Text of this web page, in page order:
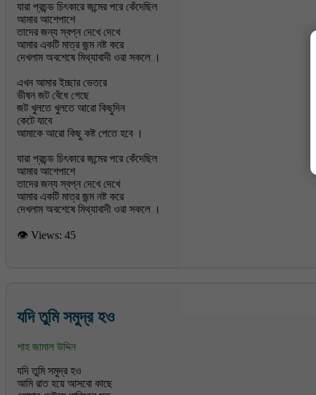
যারা প্রচন্ড চিৎকারে জন্মের পরে কেঁদেছিল
আমার আশেপাশে
তাদের জন্য স্বপ্ন দেখে দেখে
আমার একটি মাত্র জন্ম নষ্ট করে
দেখলাম অবশেষে মিথ্যাবাদী ওরা সকলে ।
এখন আমার ইচ্ছার ভেতরে
ভীষন জট বেঁধে গেছে
জট খুলতে খুলতে আরো কিছুদিন
কেটে যাবে
আমাকে আরো কিছু কষ্ট পেতে হবে ।
যারা প্রচন্ড চিৎকারে জন্মের পরে কেঁদেছিল
আমার আশেপাশে
তাদের জন্য স্বপ্ন দেখে দেখে
আমার একটি মাত্র জন্ম নষ্ট করে
দেখলাম অবশেষে মিথ্যাবাদী ওরা সকলে ।
👁 Views: 45
যদি তুমি সমুদ্র হও
শাহ জামাল উদ্দিন
যদি তুমি সমুদ্র হও
আমি রাত হয়ে আসবো কাছে